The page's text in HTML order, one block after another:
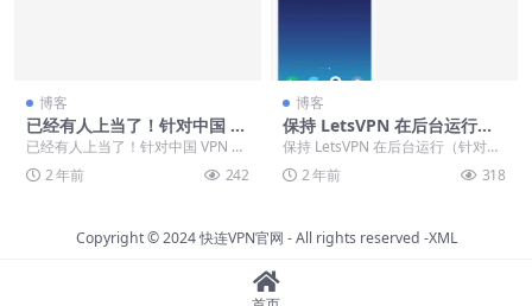
博客
已经有人上当了！针对中国 V
PN 用户的最新骗局
已经有人上当了！针对中国 VPN 用
户的最新骗局 “官方特殊渠道，快连
VPN 1...
2 年前 242
博客
保持 LetsVPN 在后台运行
（针对小米用户）
保持 LetsVPN 在后台运行（针对小
米用户） 请按照说明保持 LetsVP
N...2 年前 318
Copyright © 2024快连VPN官网 - All rights reserved -XML